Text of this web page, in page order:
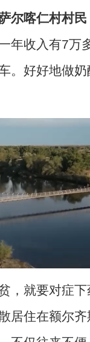
尔喀仁村村民
年收入有7万
。好好地做
就要对症下
居住在额尔齐